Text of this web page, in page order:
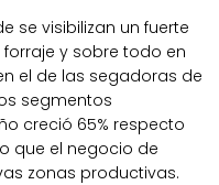
se visibilizan un fuerte
y sobre todo en
el de las segadoras de
segmentos
creció 65% respecto
que el negocio de
zonas productivas.